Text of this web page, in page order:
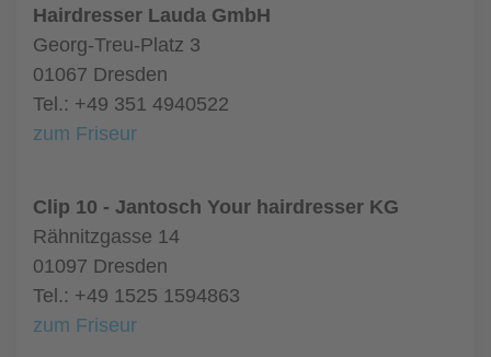
Hairdresser Lauda GmbH
Georg-Treu-Platz 3
01067 Dresden
Tel.: +49 351 4940522
zum Friseur
Clip 10 - Jantosch Your hairdresser KG
Rähnitzgasse 14
01097 Dresden
Tel.: +49 1525 1594863
zum Friseur